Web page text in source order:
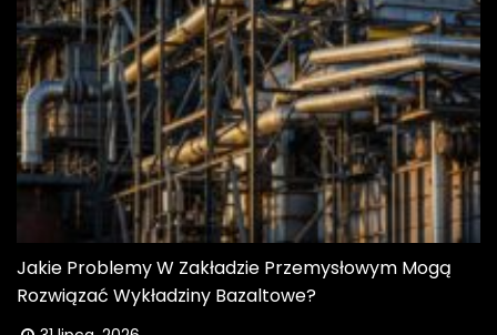
Jakie Problemy W Zakładzie Przemysłowym Mogą
Rozwiązać Wykładziny Bazaltowe?